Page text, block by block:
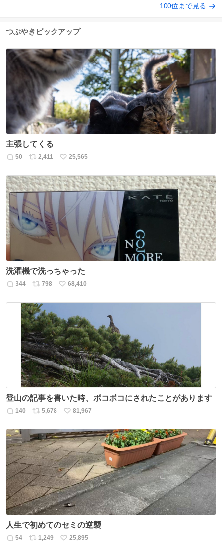
100位まで見る
つぶやきピックアップ
主張してくる
返
数
50
リ
ス
ト
数
2,411
い
ね
数
25,565
洗濯機で洗っちゃった
返
344
リ
ス
ト
数
798
い
数
68,410
登山の記事を書いた時、ボコボコにされたことがあります
返
数
140
リ
ス
ト
数
5,678
い
ね
数
81,967
人生で初めてのセミの逆襲
返
54
リ
1,249
い
25,895